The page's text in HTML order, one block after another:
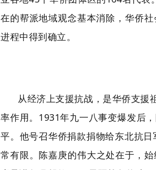
在的帮派地域观念基本消除，华侨
进程中得到确立。
从经济上支援抗战，是华侨支援
率作用。1931年九一八事变爆发后
平。他号召华侨捐款捐物给东北抗
常有限。陈嘉庚的伟大之处在于，